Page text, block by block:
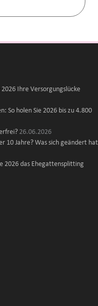
Ihre Versorgungslücke
So holen Sie 2026 bis zu 4.800
26.06.2026
10 Jahre? Was sich geändert hat
2026 das Ehegattensplitting